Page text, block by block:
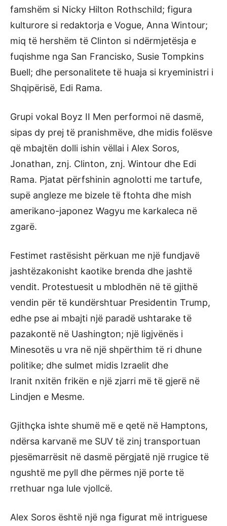
famshëm si Nicky Hilton Rothschild; figura
kulturore si redaktorja e Vogue, Anna Wintour;
miq të hershëm të Clinton si ndërmjetësja e
fuqishme nga San Francisko, Susie Tompkins
Buell; dhe personalitete të huaja si kryeministri i
Shqipërisë, Edi Rama.
Grupi vokal Boyz II Men performoi në dasmë,
sipas dy prej të pranishmëve, dhe midis folësve
që mbajtën dolli ishin vëllai i Alex Soros,
Jonathan, znj. Clinton, znj. Wintour dhe Edi
Rama. Pjatat përfshinin agnolotti me tartufe,
supë angleze me bizele të ftohta dhe mish
amerikano-japonez Wagyu me karkaleca në
zgarë.
Festimet rastësisht përkuan me një fundjavë
jashtëzakonisht kaotike brenda dhe jashtë
vendit. Protestuesit u mblodhën në të gjithë
vendin për të kundërshtuar Presidentin Trump,
edhe pse ai mbajti një paradë ushtarake të
pazakontë në Uashington; një ligjvënës i
Minesotës u vra në një shpërthim të ri dhune
politike; dhe sulmet midis Izraelit dhe
Iranit nxitën frikën e një zjarri më të gjerë në
Lindjen e Mesme.
Gjithçka ishte shumë më e qetë në Hamptons,
ndërsa karvanë me SUV të zinj transportuan
pjesëmarrësit në dasmë përgjatë një rrugice të
ngushtë me pyll dhe përmes një porte të
rrethuar nga lule vjollcë.
Alex Soros është një nga figurat më intriguese